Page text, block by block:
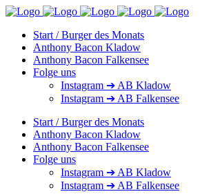
Start / Burger des Monats
Anthony Bacon Kladow
Anthony Bacon Falkensee
Folge uns
Instagram ➔ AB Kladow
Instagram ➔ AB Falkensee
Start / Burger des Monats
Anthony Bacon Kladow
Anthony Bacon Falkensee
Folge uns
Instagram ➔ AB Kladow
Instagram ➔ AB Falkensee